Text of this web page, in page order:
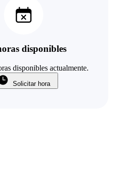
disponibles
disponibles actualmente.
Solicitar hora